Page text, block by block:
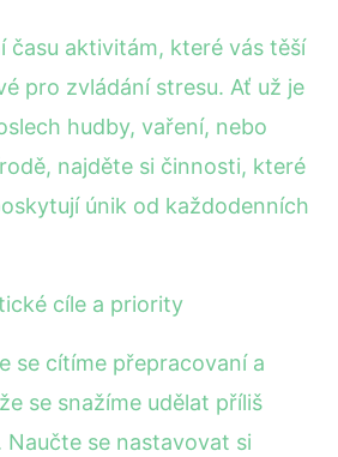
času aktivitám, které vás těší
pro zvládání stresu. Ať už je
hudby, vaření, nebo
najděte si činnosti, které
únik od každodenních
cíle a priority
se cítíme přepracovaní a
se snažíme udělat příliš
Naučte se nastavovat si